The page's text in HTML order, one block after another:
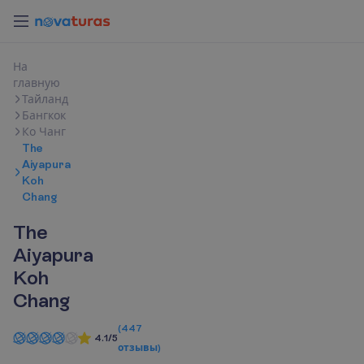
На
главную
Тайланд
Бангкок
Ко Чанг
The
Aiyapura
Koh
Chang
The
Aiyapura
Koh
Chang
4.1/5
(447
отзывы)